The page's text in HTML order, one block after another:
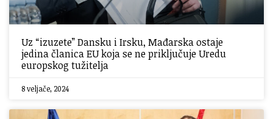
Uz “izuzete” Dansku i Irsku, Mađarska ostaje
jedina članica EU koja se ne priključuje Uredu
europskog tužitelja
8 veljače, 2024